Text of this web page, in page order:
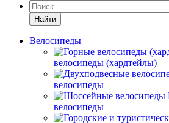
Найти
Велосипеды
велосипеды (хардтейлы)
велосипеды
велосипеды